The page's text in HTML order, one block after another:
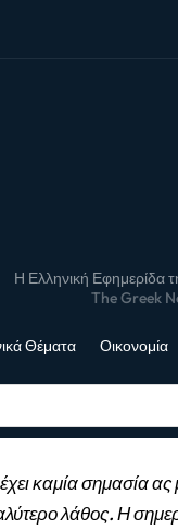
Η Ελληνική Εφημερίδα
The Greek
Θέματα Οικονομία
καμία σημασία ας
λάθος. Η